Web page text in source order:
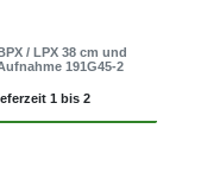
/ LPX 38 cm und
191G45-2
1 bis 2